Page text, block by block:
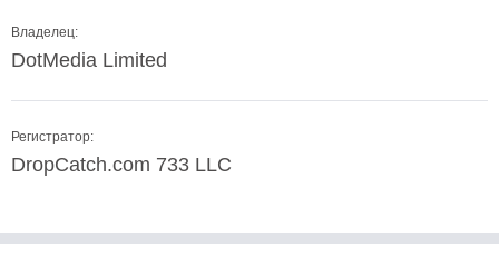
Владелец:
DotMedia Limited
Регистратор:
DropCatch.com 733 LLC